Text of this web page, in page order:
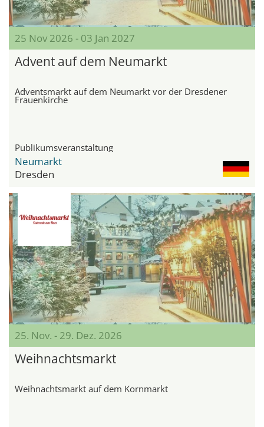
25 Nov 2026 - 03 Jan 2027
Advent auf dem Neumarkt
Adventsmarkt auf dem Neumarkt vor der Dresdener
Frauenkirche
Publikumsveranstaltung
Neumarkt
Dresden
25. Nov. - 29. Dez. 2026
Weihnachtsmarkt
Weihnachtsmarkt auf dem Kornmarkt